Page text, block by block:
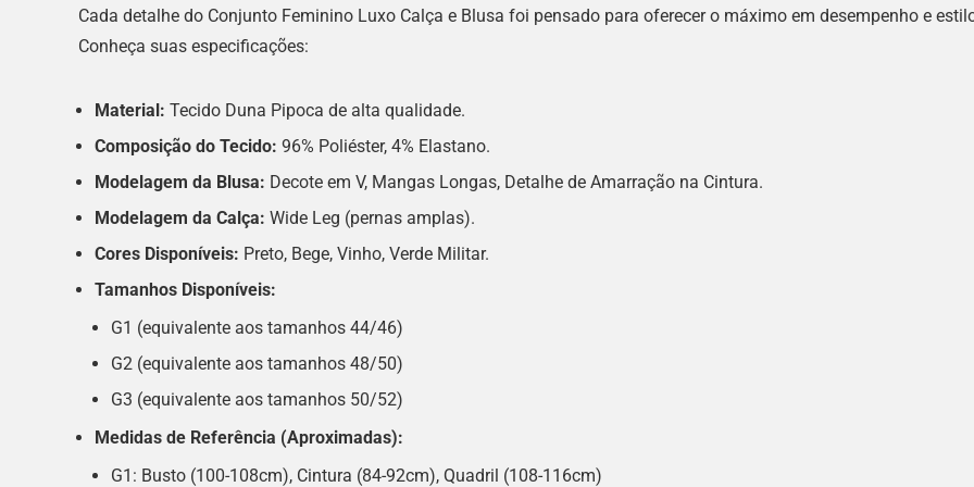
Cada detalhe do Conjunto Feminino Luxo Calça e Blusa foi pensado para oferecer o máximo em desempenho e
Conheça suas especificações:
Material: Tecido Duna Pipoca de alta qualidade.
Composição do Tecido: 96% Poliéster, 4% Elastano.
Modelagem da Blusa: Decote em V, Mangas Longas, Detalhe de Amarração na Cintura.
Modelagem da Calça: Wide Leg (pernas amplas).
Cores Disponíveis: Preto, Bege, Vinho, Verde Militar.
Tamanhos Disponíveis:
G1 (equivalente aos tamanhos 44/46)
G2 (equivalente aos tamanhos 48/50)
G3 (equivalente aos tamanhos 50/52)
Medidas de Referência (Aproximadas):
G1: Busto (100-108cm), Cintura (84-92cm), Quadril (108-116cm)